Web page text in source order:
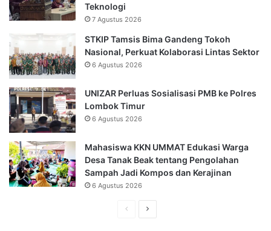
Teknologi
7 Agustus 2026
STKIP Tamsis Bima Gandeng Tokoh
Nasional, Perkuat Kolaborasi Lintas Sektor
6 Agustus 2026
UNIZAR Perluas Sosialisasi PMB ke Polres
Lombok Timur
6 Agustus 2026
Mahasiswa KKN UMMAT Edukasi Warga
Desa Tanak Beak tentang Pengolahan
Sampah Jadi Kompos dan Kerajinan
6 Agustus 2026
HalamanHalaman